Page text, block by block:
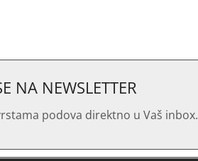
NA NEWSLETTER
podova direktno u Vaš inbox.